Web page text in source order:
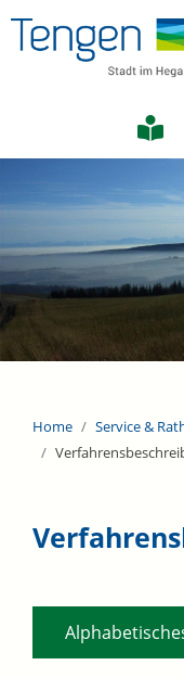
Home Service &